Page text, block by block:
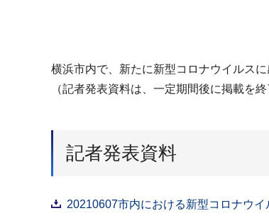
横浜市内で、新たに新型コロナウイルス
（記者発表資料は、一定期間後に掲載を終
記者発表資料
20210607市内における新型コロナウ